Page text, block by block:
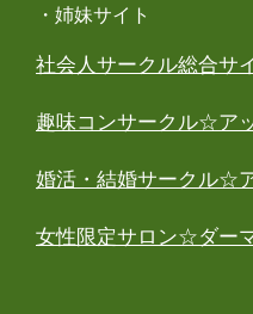
・姉妹サイト
社会人サークル総合サ
趣味コンサークル☆ア
婚活・結婚サークル☆
女性限定サロン☆ダー